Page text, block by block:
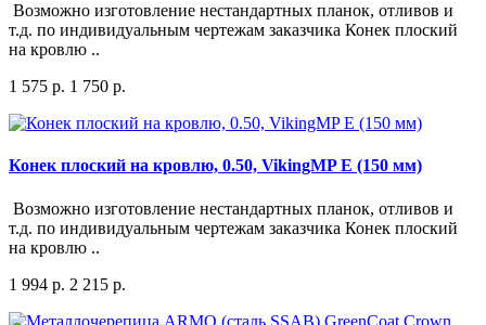
Возможно изготовление нестандартных планок, отливов и
т.д. по индивидуальным чертежам заказчика Конек плоский
на кровлю ..
1 575 р. 1 750 р.
Конек плоский на кровлю, 0.50, VikingMP E (150 мм)
Возможно изготовление нестандартных планок, отливов и
т.д. по индивидуальным чертежам заказчика Конек плоский
на кровлю ..
1 994 р. 2 215 р.